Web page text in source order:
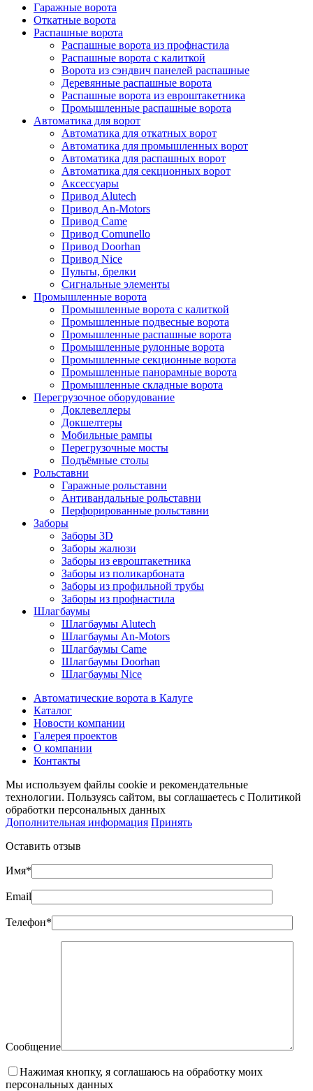
Гаражные ворота
Откатные ворота
Распашные ворота
Распашные ворота из профнастила
Распашные ворота с калиткой
Ворота из сэндвич панелей распашные
Деревянные распашные ворота
Распашные ворота из евроштакетника
Промышленные распашные ворота
Автоматика для ворот
Автоматика для откатных ворот
Автоматика для промышленных ворот
Автоматика для распашных ворот
Автоматика для секционных ворот
Аксессуары
Привод Alutech
Привод An-Motors
Привод Came
Привод Comunello
Привод Doorhan
Привод Nice
Пульты, брелки
Сигнальные элементы
Промышленные ворота
Промышленные ворота с калиткой
Промышленные подвесные ворота
Промышленные распашные ворота
Промышленные рулонные ворота
Промышленные секционные ворота
Промышленные панорамные ворота
Промышленные складные ворота
Перегрузочное оборудование
Доклевеллеры
Докшелтеры
Мобильные рампы
Перегрузочные мосты
Подъёмные столы
Рольставни
Гаражные рольставни
Антивандальные рольставни
Перфорированные рольставни
Заборы
Заборы 3D
Заборы жалюзи
Заборы из евроштакетника
Заборы из поликарбоната
Заборы из профильной трубы
Заборы из профнастила
Шлагбаумы
Шлагбаумы Alutech
Шлагбаумы An-Motors
Шлагбаумы Came
Шлагбаумы Doorhan
Шлагбаумы Nice
Автоматические ворота в Калуге
Каталог
Новости компании
Галерея проектов
О компании
Контакты
Мы используем файлы cookie и рекомендательные
технологии. Пользуясь сайтом, вы соглашаетесь с Политикой
обработки персональных данных
Дополнительная информация Принять
Оставить отзыв
Имя*
Email
Телефон*
Сообщение
Нажимая кнопку, я соглашаюсь на обработку моих
персональных данных